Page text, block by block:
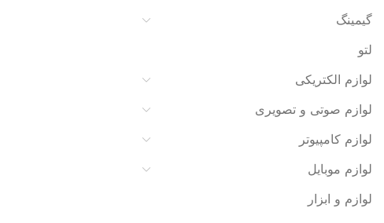
گیمینگ
لتو
لوازم الکتریکی
لوازم صوتی و تصویری
لوازم کامپیوتر
لوازم موبایل
لوازم و ابزار